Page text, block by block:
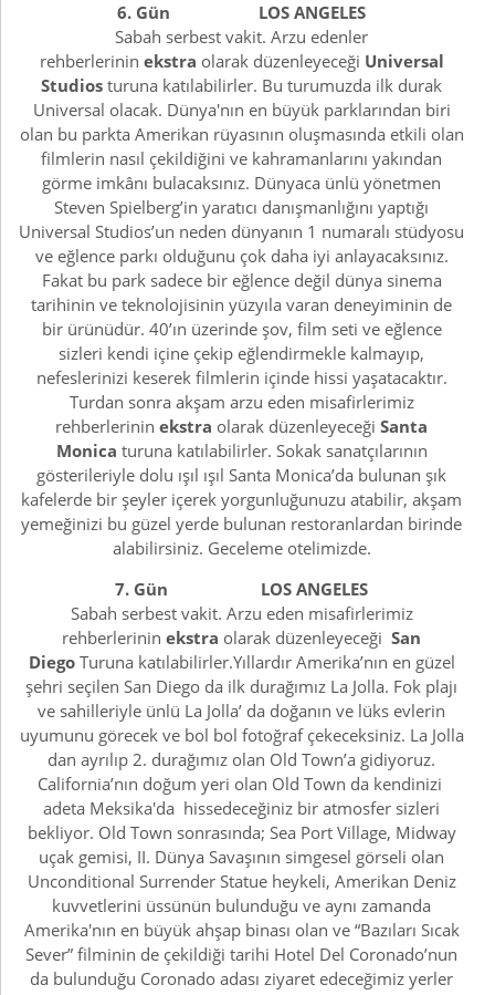
6. Gün LOS ANGELES
Sabah serbest vakit. Arzu edenler
rehberlerinin ekstra olarak düzenleyeceği Universal
Studios turuna katılabilirler. Bu turumuzda ilk durak
Universal olacak. Dünya'nın en büyük parklarından biri
olan bu parkta Amerikan rüyasının oluşmasında etkili olan
filmlerin nasıl çekildiğini ve kahramanlarını yakından
görme imkânı bulacaksınız. Dünyaca ünlü yönetmen
Steven Spielberg’in yaratıcı danışmanlığını yaptığı
Universal Studios’un neden dünyanın 1 numaralı stüdyosu
ve eğlence parkı olduğunu çok daha iyi anlayacaksınız.
Fakat bu park sadece bir eğlence değil dünya sinema
tarihinin ve teknolojisinin yüzyıla varan deneyiminin de
bir ürünüdür. 40’ın üzerinde şov, film seti ve eğlence
sizleri kendi içine çekip eğlendirmekle kalmayıp,
nefeslerinizi keserek filmlerin içinde hissi yaşatacaktır.
Turdan sonra akşam arzu eden misafirlerimiz
rehberlerinin ekstra olarak düzenleyeceği Santa
Monica turuna katılabilirler. Sokak sanatçılarının
gösterileriyle dolu ışıl ışıl Santa Monica’da bulunan şık
kafelerde bir şeyler içerek yorgunluğunuzu atabilir, akşam
yemeğinizi bu güzel yerde bulunan restoranlardan birinde
alabilirsiniz. Geceleme otelimizde.
7. Gün LOS ANGELES
Sabah serbest vakit. Arzu eden misafirlerimiz
rehberlerinin ekstra olarak düzenleyeceği San
DiegoTuruna katılabilirler.Yıllardır Amerika’nın en güzel
şehri seçilen San Diego da ilk durağımız La Jolla. Fok plajı
ve sahilleriyle ünlü La Jolla’ da doğanın ve lüks evlerin
uyumunu görecek ve bol bol fotoğraf çekeceksiniz. La Jolla
dan ayrılıp 2. durağımız olan Old Town’a gidiyoruz.
California’nın doğum yeri olan Old Town da kendinizi
adeta Meksika'da hissedeceğiniz bir atmosfer sizleri
bekliyor. Old Town sonrasında; Sea Port Village, Midway
uçak gemisi, II. Dünya Savaşının simgesel görseli olan
Unconditional Surrender Statue heykeli, Amerikan Deniz
kuvvetlerini üssünün bulunduğu ve aynı zamanda
Amerika'nın en büyük ahşap binası olan ve “Bazıları Sıcak
Sever” filminin de çekildiği tarihi Hotel Del Coronado’nun
da bulunduğu Coronado adası ziyaret edeceğimiz yerler